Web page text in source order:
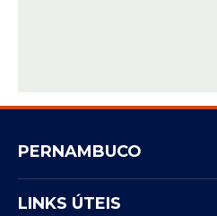
PERNAMBUCO
LINKS ÚTEIS